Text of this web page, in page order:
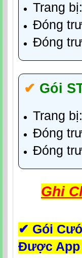
Trang bị:
Đóng
Đóng
✔‎ Gói
Trang bị:
Đóng
Đóng
Ghi
✔ Gói
Được App